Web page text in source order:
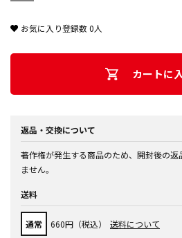
お気に入り登録数0人
カートに
返品・交換について
著作権が発生する商品のため、開封後の
ません。
送料
通常 660円（税込） 送料について